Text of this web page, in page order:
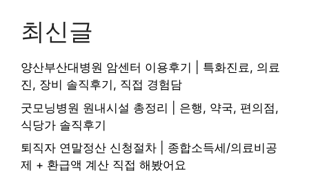
최신글
양산부산대병원 암센터 이용후기 | 특화진료, 의료
진, 장비 솔직후기, 직접 경험담
굿모닝병원 원내시설 총정리 | 은행, 약국, 편의점,
식당가 솔직후기
퇴직자 연말정산 신청절차 | 종합소득세/의료비공
제 + 환급액 계산 직접 해봤어요